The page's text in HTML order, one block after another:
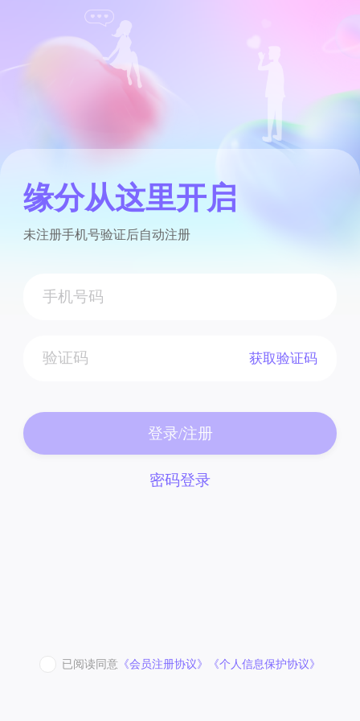
缘分从这里开启
未注册手机号验证后自动注册
获取验证码
登录/注册
密码登录
已阅读同意 《会员注册协议》 《个人信息保护协议》